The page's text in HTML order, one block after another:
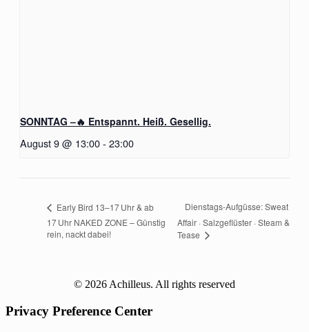
SONNTAG –🔥 Entspannt. Heiß. Gesellig.
August 9 @ 13:00- 23:00
Early Bird 13–17 Uhr & ab
17 Uhr NAKED ZONE – Günstig
rein, nackt dabei!
Dienstags-Aufgüsse: Sweat
Affair · Salzgeflüster · Steam &
Tease
© 2026 Achilleus. All rights reserved
Privacy Preference Center